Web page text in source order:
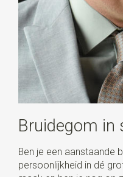
Bruidegom in
Ben je een aanstaande
persoonlijkheid in dé